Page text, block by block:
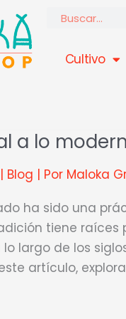
Buscar
Cultivo
a lo
| Blog | Por Maloka
ha sido una
tiene
largo de los
artículo,